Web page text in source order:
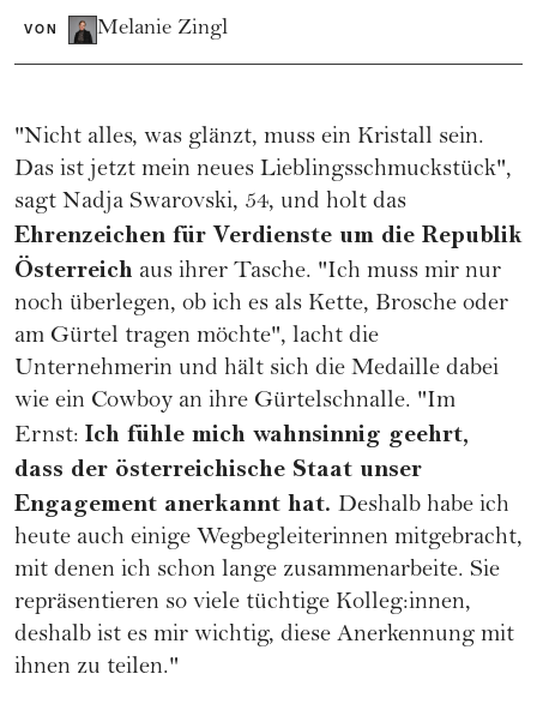
VON Melanie Zingl
"Nicht alles, was glänzt, muss ein Kristall sein.
Das ist jetzt mein neues Lieblingsschmuckstück",
sagt Nadja Swarovski, 54, und holt das
Ehrenzeichen für Verdienste um die Republik
Österreich aus ihrer Tasche. "Ich muss mir nur
noch überlegen, ob ich es als Kette, Brosche oder
am Gürtel tragen möchte", lacht die
Unternehmerin und hält sich die Medaille dabei
wie ein Cowboy an ihre Gürtelschnalle. "Im
Ernst: Ich fühle mich wahnsinnig geehrt,
dass der österreichische Staat unser
Engagement anerkannt hat. Deshalb habe ich
heute auch einige Wegbegleiterinnen mitgebracht,
mit denen ich schon lange zusammenarbeite. Sie
repräsentieren so viele tüchtige Kolleg:innen,
deshalb ist es mir wichtig, diese Anerkennung mit
ihnen zu teilen."